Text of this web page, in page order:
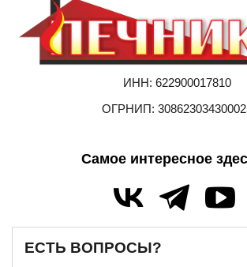
ИНН: 622900017810
ОГРНИП:
Самое интересное
ЕСТЬ ВОПРОСЫ?